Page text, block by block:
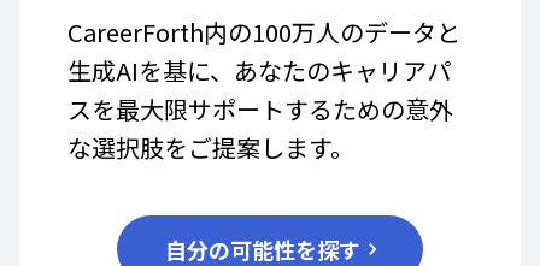
CareerForth内の100万人のデータと
生成AIを基に、あなたのキャリアパ
スを最大限サポートするための意外
な選択肢をご提案します。
自分の可能性を探す